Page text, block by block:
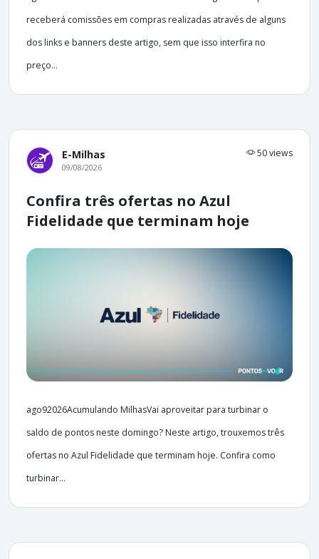
receberá comissões em compras realizadas através de alguns
dos links e banners deste artigo, sem que isso interfira no
preço...
E-Milhas 50 views
09/08/2026
Confira três ofertas no Azul
Fidelidade que terminam hoje
ago92026Acumulando MilhasVai aproveitar para turbinar o
saldo de pontos neste domingo? Neste artigo, trouxemos três
ofertas no Azul Fidelidade que terminam hoje. Confira como
turbinar...